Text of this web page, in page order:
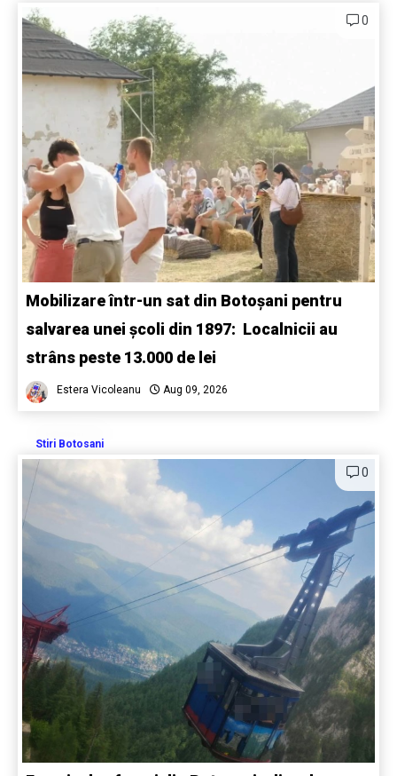
0
Mobilizare într-un sat din Botoșani pentru
salvarea unei școli din 1897: Localnicii au
strâns peste 13.000 de lei
Estera Vicoleanu Aug 09, 2026
Stiri Botosani
0